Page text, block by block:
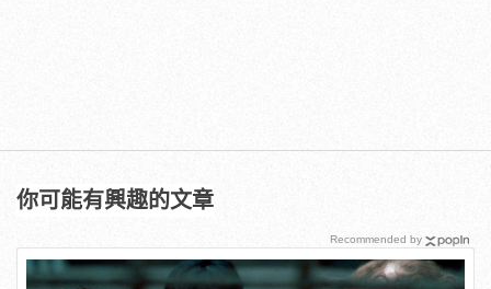
你可能有興趣的文章
Recommended by